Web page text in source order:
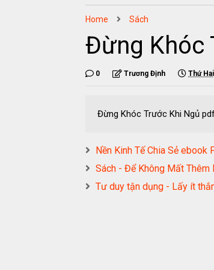
Home Sách
Đừng Khóc
0 Trương Định Thứ
Đừng Khóc Trước Khi Ngủ
Nền Kinh Tế Chia Sẻ ebook
Sách - Để Không Mất Thêm
Tư duy tận dụng - Lấy ít